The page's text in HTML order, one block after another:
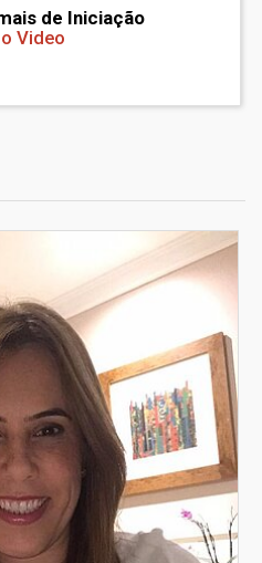
de Iniciação
Video